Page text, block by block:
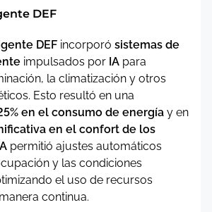
DEF
DEF incorporó sistemas de
impulsados por IA para
la climatización y otros
Esto resultó en una
en el consumo de energía y en
en el confort de los
permitió ajustes automáticos
y las condiciones
el uso de recursos
continua.